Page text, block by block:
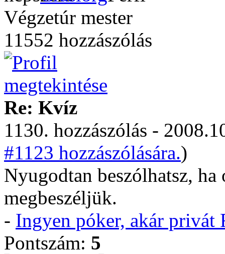
Végzetúr mester
11552 hozzászólás
Re: Kvíz
1130. hozzászólás -
#1123 hozzászólására.)
Nyugodtan beszólhatsz,
megbeszéljük.
- Ingyen póker, akár privát
Pontszám: 5